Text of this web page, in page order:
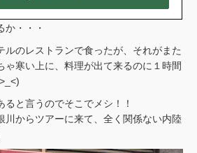
か・・・
ルのレストランで食ったが、それがまた
ゃ寒い上に、料理が出て来るのに１時間
と言うのでそこでメシ！！
川からツアーに来て、全く関係ない内陸